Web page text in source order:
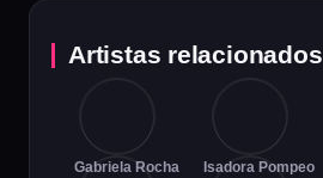
Artistas relacionados
Gabriela Rocha Isadora Pompeo